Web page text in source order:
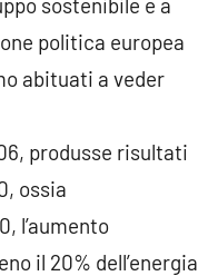
politica europea
abituati a veder
produsse risultati
ossia
l’aumento
il 20% dell’energia